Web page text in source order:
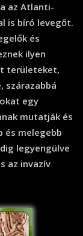
az Atlanti-
is bíró levegőt.
és
ilyen
területeket,
szárazabbá
egy
mutatják és
és melegebb
legyengülve
az invazív